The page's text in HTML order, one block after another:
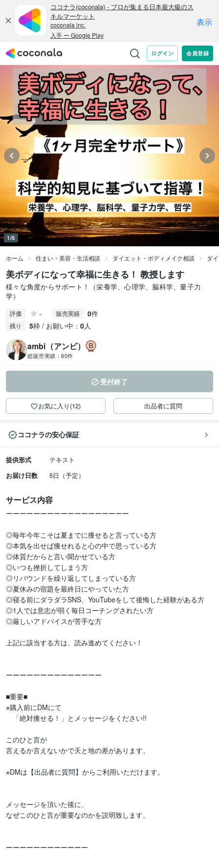
1/5
ホーム 住まい・美容・生活相談 ダイエット・ボディメイク相談 ダ
美ボディになって幸福に生きる！ 教授します
様々な角度からサポート！（栄養学、心理学、脳科学、量子力
学）
評価 - 販売実績 0件
残り 5枠 / お願い中： 0人
ambi（アンビ）
総販売実績： 60件
受付終了
お気に入り(12) 出品者に質問
ココナラの安心保証
提供形式
テキスト
お届け日数
5日（予定）
サービス内容
ーーーーーーーーーーーーーーーーーー
◎毎年今年こそは夏までに痩せると言っている方
◎本気を出せば痩せれると心の中で思っている方
◎体質だからと言い聞かせている方
◎いつも挫折してしまう方
◎リバウンドを繰り返してしまっている方
◎夏休みの宿題を最終日にやっていた方
◎寝る前にダラダラSNS、YouTubeをして後悔した経験がある方
◎1人では意志が弱く毎日コーチングされたい方
◎厳しいアドバイスが苦手な方
上記に該当する方は、読み進めてください！
ーーーーーーーーーーーーーー
■重要■
※購入前にDMにて
「絶対痩せる！」とメッセージをください!!
このひと言が
言えるか言えないかで天と地の差があります。
※DMは【出品者に質問】からご利用いただけます。
メッセージを頂いた後に、
なぜこのひと言が重要なのかを説明致します。
ーーーーーーーーーーーー